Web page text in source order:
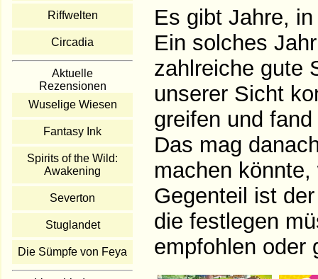
Riffwelten
Circadia
Aktuelle
Rezensionen
Wuselige Wiesen
Fantasy Ink
Spirits of the Wild:
Awakening
Severton
Stuglandet
Die Sümpfe von Feya
Es gibt Jahre,
Ein solches
zahlreiche gute
unserer Sicht
greifen und
Das mag
machen
Gegenteil ist
die festlegen
empfohlen oder